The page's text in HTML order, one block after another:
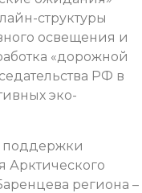
структуры
освещения и
«дорожной
РФ в
эко-
поддержки
Арктического
региона –